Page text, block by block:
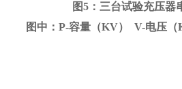
图5：三台试验充压器
图中：P-容量（KV） V-电压